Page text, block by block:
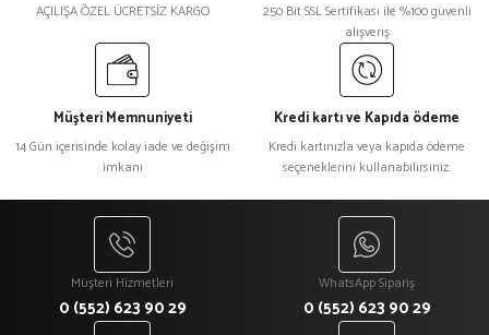
AÇILIŞA ÖZEL ÜCRETSİZ KARGO
250 Bit SSL Sertifikası ile %100 güvenli
alışveriş
Müşteri Memnuniyeti
14 Gün içerisinde kolay iade ve değişim
imkanı
Kredi kartı ve Kapıda ödeme
Kredi kartınızla veya kapıda ödeme
seçeneklerini kullanabilirsiniz.
Müşteri Hizmetleri
0 (552) 623 90 29
WhatsApp Sipariş
0 (552) 623 90 29